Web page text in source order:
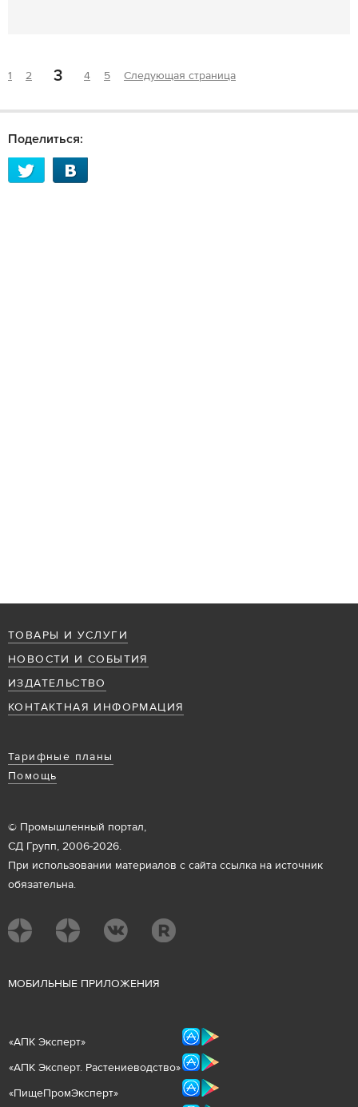
1 2 3 4 5 Следующая страница
Поделиться:
ТОВАРЫ И УСЛУГИ
НОВОСТИ И СОБЫТИЯ
ИЗДАТЕЛЬСТВО
КОНТАКТНАЯ ИНФОРМАЦИЯ
Тарифные планы
Помощь
© Промышленный портал,
СД Групп, 2006-2026.
При использовании материалов с сайта ссылка на источник
обязательна.
МОБИЛЬНЫЕ ПРИЛОЖЕНИЯ
«АПК Эксперт»
«АПК Эксперт. Растениеводство»
«ПищеПромЭксперт»